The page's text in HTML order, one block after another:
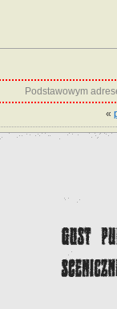
Podstawowym
«